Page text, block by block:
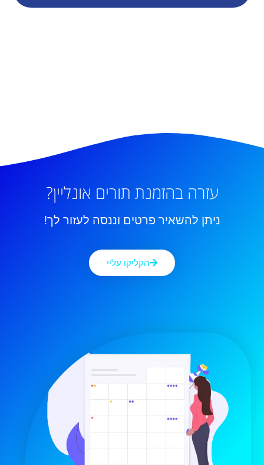
עזרה בהזמנת תורים אונליין?
ניתן להשאיר פרטים וננסה לעזור לך!
הקליקו עליי